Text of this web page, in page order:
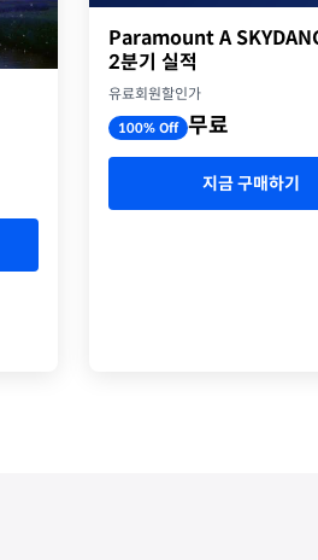
Paramount A
2분기 실적
유료회원할인가
100% Off 무료
지금 구매하기